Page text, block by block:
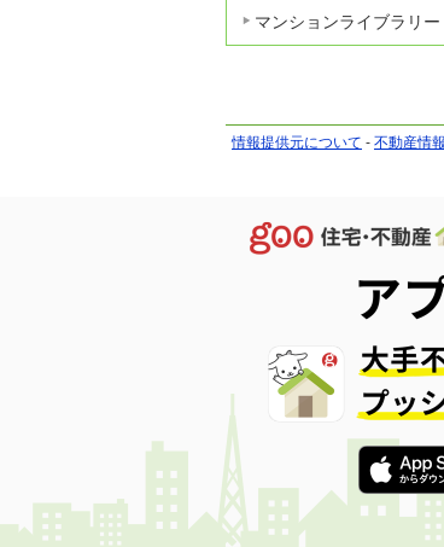
マンションライブラリー
情報提供元について - 不動産情